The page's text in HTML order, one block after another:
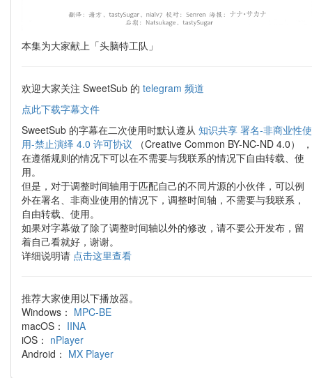
本集为大家献上「头脑特工队」
欢迎大家关注 SweetSub 的 telegram 频道
点此下载字幕文件
SweetSub 的字幕在二次使用时默认遵从 知识共享 署名-非商业性使
用-禁止演绎 4.0 许可协议 （Creative Common BY-NC-ND 4.0） ，
在遵循规则的情况下可以在不需要与我联系的情况下自由转载、使
用。
但是，对于调整时间轴用于匹配自己的不同片源的小伙伴，可以例
外在署名、非商业使用的情况下，调整时间轴，不需要与我联系，
自由转载、使用。
如果对字幕做了除了调整时间轴以外的修改，请不要公开发布，留
着自己看就好，谢谢。
详细说明请 点击这里查看
推荐大家使用以下播放器。
Windows： MPC-BE
macOS： IINA
iOS： nPlayer
Android： MX Player